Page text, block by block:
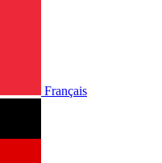
Français